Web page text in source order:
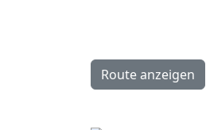
Route anzeigen